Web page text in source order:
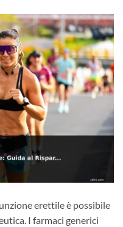
erettile è possibile
I farmaci generici